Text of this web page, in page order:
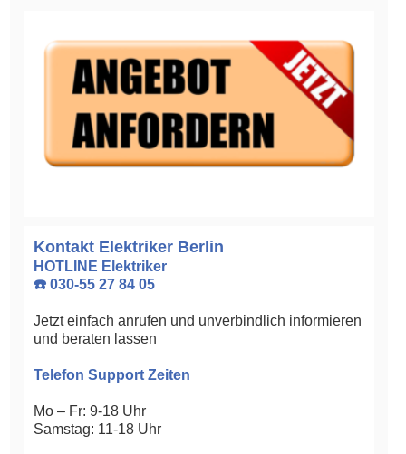
Kontakt Elektriker Berlin
HOTLINE Elektriker
☎️ 030-55 27 84 05
Jetzt einfach anrufen und unverbindlich informieren
und beraten lassen
Telefon Support Zeiten
Mo – Fr: 9-18 Uhr
Samstag: 11-18 Uhr